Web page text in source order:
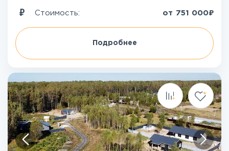
Стоимость: от 751 000₽
Подробнее